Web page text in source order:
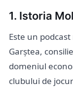
1. Istoria
Este un
Garștea,
domeniul
clubului de